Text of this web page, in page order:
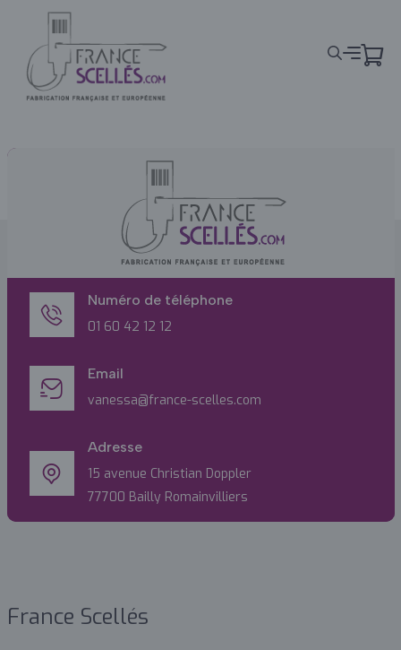
Panneau de gestion des cookies
Numéro de téléphone
01 60 42 12 12
Email
vanessa@france-scelles.com
Adresse
15 avenue Christian Doppler
77700 Bailly Romainvilliers
France Scellés